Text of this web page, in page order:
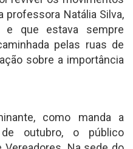
professora Natália Silva,
e que estava sempre
pelas ruas de
sobre a importância
como manda a
outubro, o público